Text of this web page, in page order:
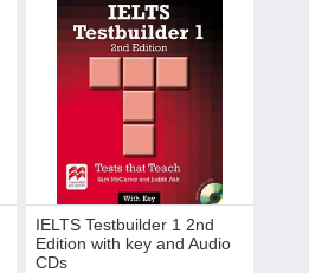
IELTS Testbuilder 1 2nd
Edition with key and Audio
CDs